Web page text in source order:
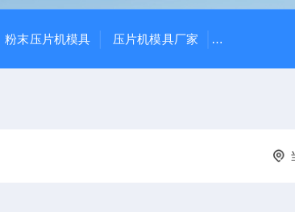
粉末压片机模具 压片机模具厂家 THP-4、